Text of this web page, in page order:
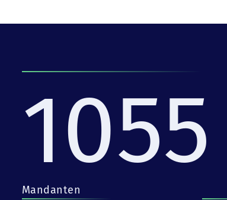
1055
Mandanten